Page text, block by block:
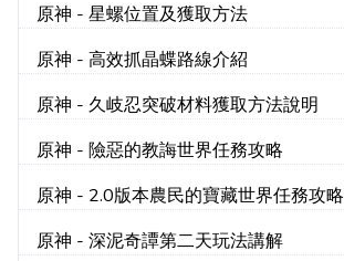
原神 - 星螺位置及獲取方法
原神 - 高效抓晶蝶路線介紹
原神 - 久岐忍突破材料獲取方法說明
原神 - 險惡的教誨世界任務攻略
原神 - 2.0版本農民的寶藏世界任務攻略
原神 - 深泥奇譚第二天玩法講解